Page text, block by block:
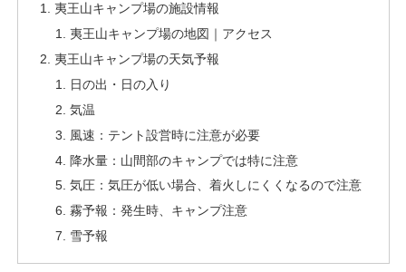
夷王山キャンプ場の施設情報
夷王山キャンプ場の地図｜アクセス
夷王山キャンプ場の天気予報
日の出・日の入り
気温
風速：テント設営時に注意が必要
降水量：山間部のキャンプでは特に注意
気圧：気圧が低い場合、着火しにくくなるので注意
霧予報：発生時、キャンプ注意
雪予報